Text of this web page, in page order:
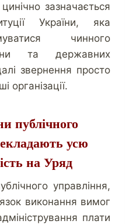
зазначається
України, яка
чинного
та державних
звернення просто
організації.
публічного
усю
на Уряд
управління,
виконання вимог
плати